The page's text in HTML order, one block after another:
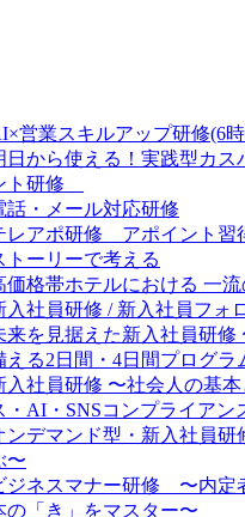
営業スキルアップ研修(6
日から使える！実践型カス
ト研修
話・メール対応研修
レアポ研修 アポイント習
トーリーで考える
価格帯ホテルにおける 一
入社員研修 / 新入社員フォ
来を見据えた新入社員研修
える2日間・4日間プログラ
入社員研修 〜社会人の基
・AI・SNSコンプライアン
ンデマンド型・新入社員研
〜
ジネスマナー研修 〜内定
の「き」をマスター〜